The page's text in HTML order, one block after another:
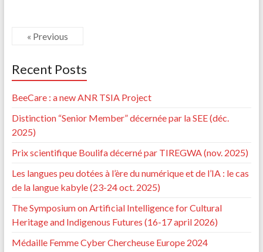
« Previous
Recent Posts
BeeCare : a new ANR TSIA Project
Distinction “Senior Member” décernée par la SEE (déc.
2025)
Prix scientifique Boulifa décerné par TIREGWA (nov. 2025)
Les langues peu dotées à l’ère du numérique et de l’IA : le cas
de la langue kabyle (23-24 oct. 2025)
The Symposium on Artificial Intelligence for Cultural
Heritage and Indigenous Futures (16-17 april 2026)
Médaille Femme Cyber Chercheuse Europe 2024